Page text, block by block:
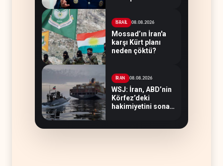
İSRAİL 08.08.2026
Mossad’ın İran'a
karşı Kürt planı
neden çöktü?
İRAN 08.08.2026
WSJ: İran, ABD’nin
Körfez’deki
hakimiyetini sona